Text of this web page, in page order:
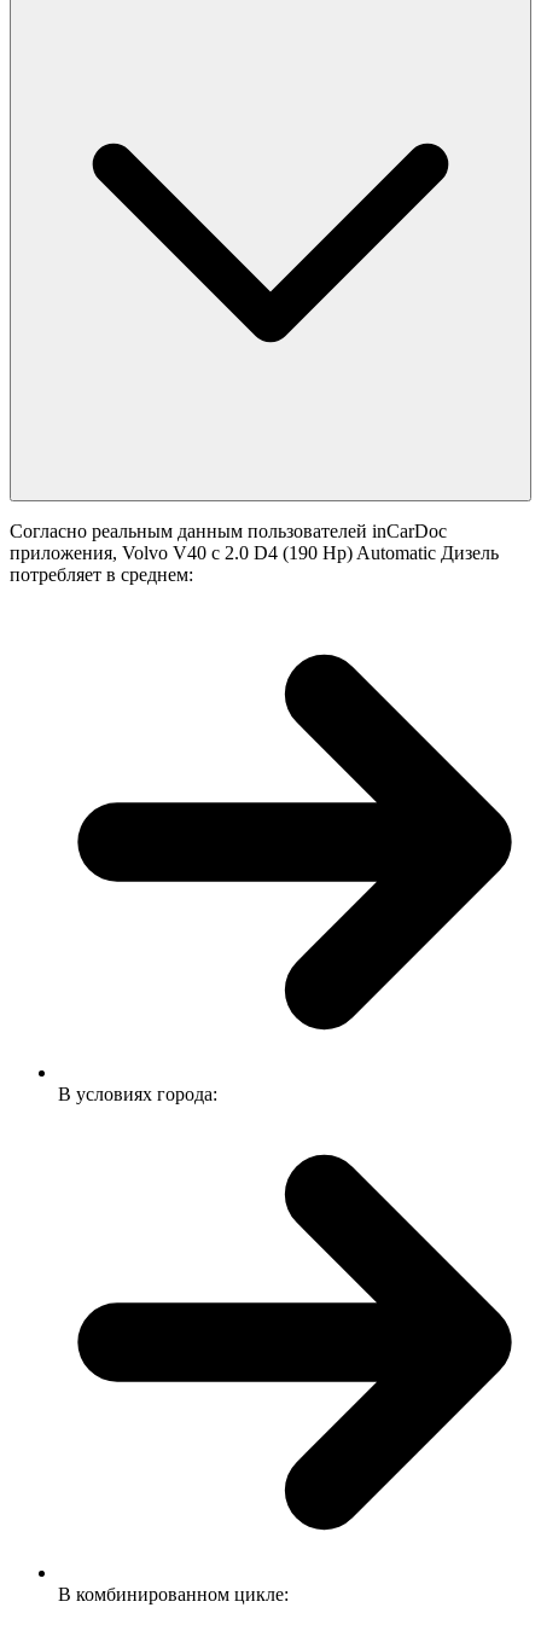
Согласно реальным данным пользователей inCarDoc
приложения, Volvo V40 с 2.0 D4 (190 Hp) Automatic Дизель
потребляет в среднем:
В условиях города:
В комбинированном цикле: